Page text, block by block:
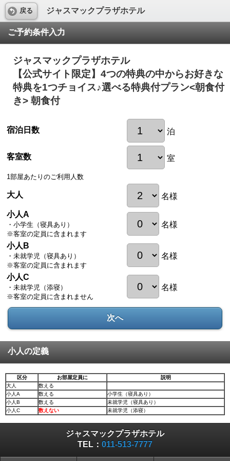
戻る ジャスマックプラザホテル
ご予約条件入力
ジャスマックプラザホテル
【公式サイト限定】4つの特典の中からお好きな
特典を1つチョイス♪選べる特典付プラン<朝食付
き> 朝食付
宿泊日数 泊
客室数 室
1部屋あたりのご利用人数
大人 名様
小人A
・小学生（寝具あり）
※客室の定員に含まれます
名様
小人B
・未就学児（寝具あり）
※客室の定員に含まれます
名様
小人C
・未就学児（添寝）
※客室の定員に含まれません
名様
次へ
小人の定義
区分 お部屋定員に
説明
大人
数える
小人A
数える
小学生（寝具あり）
小人B
数える
未就学児（寝具あり）
小人C
数えない 未就学児（添寝）
ジャスマックプラザホテル
TEL： 011-513-7777